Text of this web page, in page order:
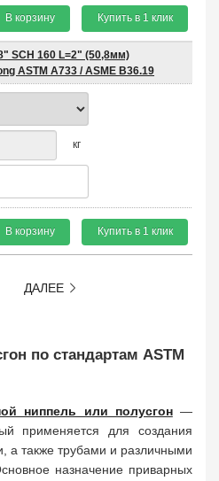
В корзину Купить в 1 клик
SCH 160 L=2" (50,8мм)
ASTM A733 / ASME B36.19
кг
В корзину Купить в 1 клик
ДАЛЕЕ
по стандартам ASTM
ниппель или полусгон—
применяется для создания
а также трубами и различными
назначение приварных